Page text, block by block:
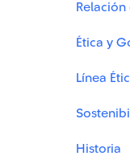
Ética y
Línea
Historia